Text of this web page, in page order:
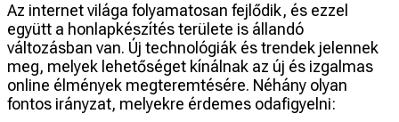
Az internet világa folyamatosan fejlődik, és ezzel
együtt a honlapkészítés területe is állandó
változásban van. Új technológiák és trendek jelennek
meg, melyek lehetőséget kínálnak az új és izgalmas
online élmények megteremtésére. Néhány olyan
fontos irányzat, melyekre érdemes odafigyelni: